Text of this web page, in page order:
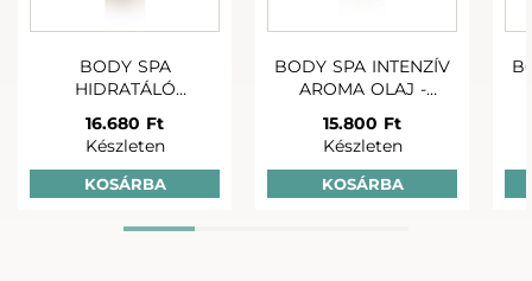
BODY SPA TÁPLÁLÓ
TESTRADÍR 200ml
BODY SPA INTENZÍV
AROMA OLAJ -
+
BODY SPA
HIDRATÁLÓ
16.680 Ft
Készleten
KOSÁRBA
BODY SPA INTENZÍV
AROMA OLAJ -
15.800 Ft
Készleten
KOSÁRBA